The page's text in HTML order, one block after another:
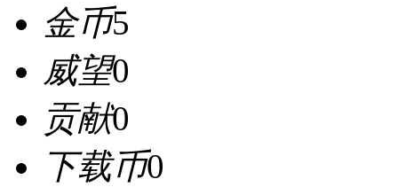
金币5
威望0
贡献0
下载币0